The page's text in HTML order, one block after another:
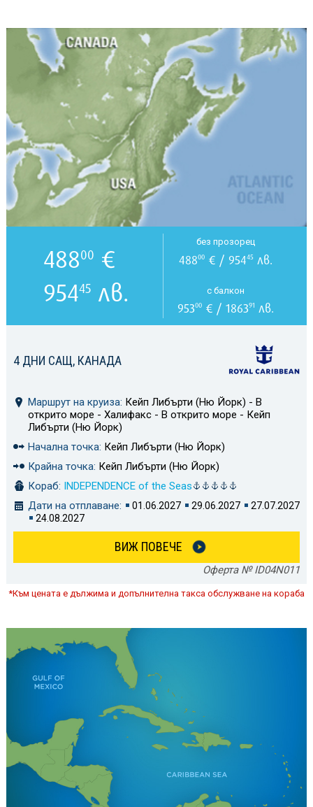
4 ДНИ САЩ, КАНАДА
Маршрут на круиза: Кейп Либърти (Ню Йорк) - В
открито море - Халифакс - В открито море - Кейп
Либърти (Ню Йорк)
Начална точка: Кейп Либърти (Ню Йорк)
Крайна точка: Кейп Либърти (Ню Йорк)
Кораб:
INDEPENDENCE of the Seas
Дати на отплаване:
01.06.2027 29.06.2027
27.07.2027
24.08.2027
ВИЖ ПОВЕЧЕ
Оферта № ID04N011
48800 €
95445 лв.
без прозорец
48800€ / 95445лв.
с балкон
95300€ / 186391 лв.
*Към цената е дължима и допълнителна такса обслужване на кораба